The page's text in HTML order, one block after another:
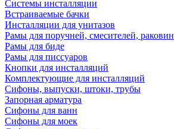
Системы инсталляции
Встраиваемые бачки
Инсталляции для унитазов
Рамы для поручней, смесителей, раковин
Рамы для биде
Рамы для писсуаров
Кнопки для инсталляций
Комплектующие для инсталляций
Сифоны, выпуски, штоки, трубы
Запорная арматура
Сифоны для ванн
Сифоны для моек